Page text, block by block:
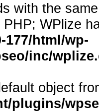
with the
WPlize
177/html/wp-
inc/
object
plugins/